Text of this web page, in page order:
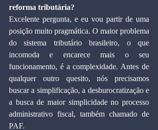
reforma tributária?
Excelente pergunta, e eu vou partir de uma
posição muito pragmática. O maior problema
do sistema tributário brasileiro, o que
incomoda e encarece mais o seu
funcionamento, é a complexidade. Antes de
qualquer outro quesito, nós precisamos
buscar a simplificação, a desburocratização e
a busca de maior simplicidade no processo
administrativo fiscal, também chamado de
PAF.